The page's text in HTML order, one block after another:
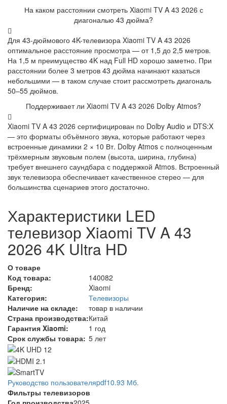
На каком расстоянии смотреть Xiaomi TV A 43 2026 с
диагональю 43 дюйма?
Для 43-дюймового 4K-телевизора Xiaomi TV A 43 2026
оптимальное расстояние просмотра — от 1,5 до 2,5 метров.
На 1,5 м преимущество 4K над Full HD хорошо заметно. При
расстоянии более 3 метров 43 дюйма начинают казаться
небольшими — в таком случае стоит рассмотреть диагональ
50–55 дюймов.
Поддерживает ли Xiaomi TV A 43 2026 Dolby Atmos?
Xiaomi TV A 43 2026 сертифицирован по Dolby Audio и DTS:X
— это форматы объёмного звука, которые работают через
встроенные динамики 2 × 10 Вт. Dolby Atmos с полноценным
трёхмерным звуковым полем (высота, ширина, глубина)
требует внешнего саундбара с поддержкой Atmos. Встроенный
звук телевизора обеспечивает качественное стерео — для
большинства сценариев этого достаточно.
Характеристики LED
телевизор Xiaomi TV A 43
2026 4K Ultra HD
О товаре
Код товара:
140082
Бренд:
Xiaomi
Категория:
Телевизоры
Наличие на складе:
товар в наличии
Страна производства:Китай
Гарантия Xiaomi:
1 год
Срок службы товара: 5 лет
Руководство пользователяpdf10.93 Мб.
Фильтры телевизоров